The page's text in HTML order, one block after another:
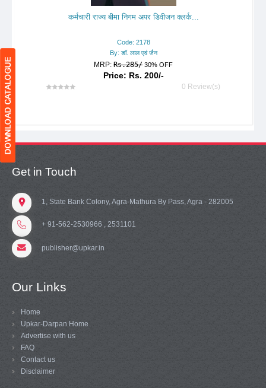
कर्मचारी राज्य बीमा निगम अपर डिवीजन क्लर्क...
Code: 2178
By: डॉ. लाल एवं जैन
MRP:Rs.285/ 30% OFF
Price: Rs. 200/-
0 Review(s)
Get in Touch
1, State Bank Colony, Agra-Mathura By Pass, Agra - 282005
+ 91-562-2530966 , 2531101
publisher@upkar.in
Our Links
Home
Upkar-Darpan Home
Advertise with us
FAQ
Contact us
Disclaimer